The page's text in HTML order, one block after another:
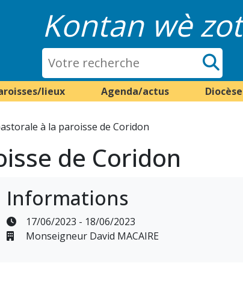
Kontan wè zot
lieux Agenda/actus Diocèse
à la paroisse de Coridon
de Coridon
Informations
17/06/2023 - 18/06/2023
Monseigneur David MACAIRE